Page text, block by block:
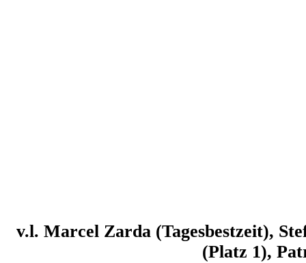
v.l. Marcel Zarda (Tagesbestzeit),
(Platz 1),